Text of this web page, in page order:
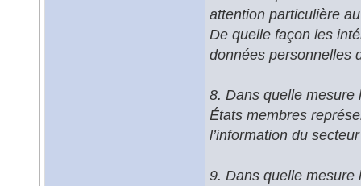
attention particulière
De quelle façon les
données personnelles
8. Dans quelle mesure
États membres
l’information du
9. Dans quelle mesure